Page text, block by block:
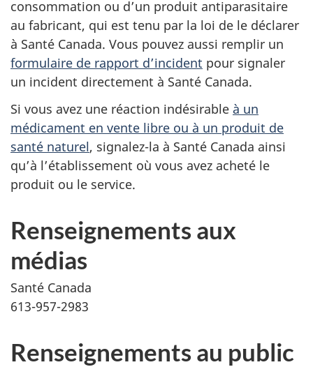
consommation ou d’un produit antiparasitaire
au fabricant, qui est tenu par la loi de le déclarer
à Santé Canada. Vous pouvez aussi remplir un
formulaire de rapport d’incident pour signaler
un incident directement à Santé Canada.
Si vous avez une réaction indésirable à un
médicament en vente libre ou à un produit de
santé naturel, signalez-la à Santé Canada ainsi
qu’à l’établissement où vous avez acheté le
produit ou le service.
Renseignements aux
médias
Santé Canada
613-957-2983
Renseignements au public